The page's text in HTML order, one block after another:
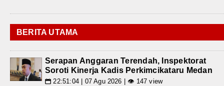
BERITA UTAMA
Serapan Anggaran Terendah, Inspektorat
Soroti Kinerja Kadis Perkimcikataru Medan
📅 22:51:04 | 07 Agu 2026 | 👁 147 view